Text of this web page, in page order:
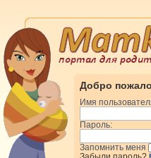
Добро
Имя
Пароль:
Запомнить меня